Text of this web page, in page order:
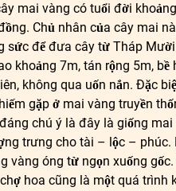
mai vàng có tuổi đời
Chủ nhân của cây mai
sức để đưa cây từ Tháp
khoảng 7m, tán rộng 5m,
không qua uốn nắn. Đặc
gặp ở mai vàng truyền
chú ý là đây là giống
trưng cho tài – lộc –
vàng óng từ ngọn xuống
hoa cũng là một quá trình